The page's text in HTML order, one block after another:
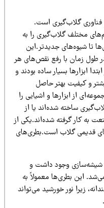
گلاب‌گیری است.
گلاب‌گیری را به
شیوه‌های جدیدتر.این
زمان با رفع نقص‌های هر
بسیار ساده بودند و
کیفیت بهتر حاصل
ابزارها و اشیایی را
ساخته شده‌اند یا از
گرفته شده‌اند.یکی از
گلاب است.بطری‌های
وجود داشت و
بطری‌ها معمولاً به
نور خورشید می‌تواند